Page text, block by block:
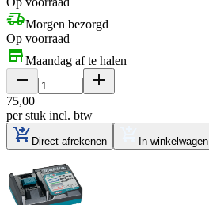
Morgen bezorgd
Op voorraad
Maandag af te halen
75,00
per stuk incl. btw
Direct afrekenen In winkelwagen